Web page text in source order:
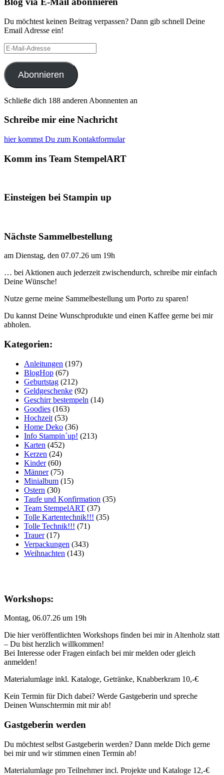
Du möchtest keinen Beitrag verpassen? Dann gib schnell Deine
Email Adresse ein!
E-
Mail-
Adresse
Abonnieren
Schließe dich 188 anderen Abonnenten an
Schreibe mir eine Nachricht
hier kommst Du zum Kontaktformular
Komm ins Team StempelART
Einsteigen bei Stampin up
Nächste Sammelbestellung
am Dienstag, den 07.07.26 um 19h
… bei Aktionen auch jederzeit zwischendurch, schreibe mir einfach
Deine Wünsche!
Nutze gerne meine Sammelbestellung um Porto zu sparen!
Du kannst Deine Wunschprodukte und einen Kaffee gerne bei mir
abholen.
Kategorien:
Anleitungen (197)
BlogHop (67)
Geburtstag (212)
Geldgeschenke (92)
Geschirr bestempeln (14)
Goodies (163)
Hochzeit (53)
Home Deko (36)
Info Stampin´up! (213)
Karten (452)
Kerzen (24)
Kinder(60)
Männer(75)
Minialbum (15)
Ostern (30)
Taufe und Konfirmation (35)
Team StempelART (37)
Tolle Kartentechnik!!! (35)
Tolle Technik!!! (71)
Trauer(17)
Verpackungen (343)
Weihnachten (143)
Workshops:
Montag, 06.07.26 um 19h
Die hier veröffentlichten Workshops finden bei mir in Altenholz statt
– Du bist herzlich willkommen!
Bei Interesse oder Fragen einfach bei mir melden oder gleich
anmelden!
Materialumlage inkl. Kataloge, Getränke, Knabberkram 10,-€
Kein Termin für Dich dabei? Werde Gastgeberin und spreche
Deinen Wunschtermin mit mir ab!
Gastgeberin werden
Du möchtest selbst Gastgeberin werden? Dann melde Dich gerne
bei mir und wir stimmen einen Termin ab!
Materialumlage pro Teilnehmer incl. Projekte und Kataloge 12,-€